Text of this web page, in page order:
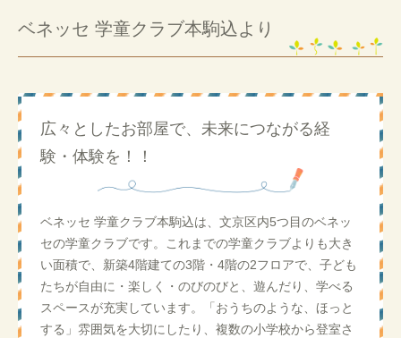
ベネッセ 学童クラブ本駒込より
広々としたお部屋で、未来につながる経
験・体験を！！
ベネッセ 学童クラブ本駒込は、文京区内5つ目のベネッ
セの学童クラブです。これまでの学童クラブよりも大き
い面積で、新築4階建ての3階・4階の2フロアで、子ども
たちが自由に・楽しく・のびのびと、遊んだり、学べる
スペースが充実しています。「おうちのような、ほっと
する」雰囲気を大切にしたり、複数の小学校から登室さ